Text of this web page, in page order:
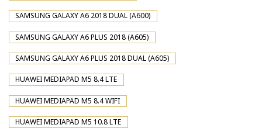
SAMSUNG GALAXY A6 2018 DUAL (A600)
SAMSUNG GALAXY A6 PLUS 2018 (A605)
SAMSUNG GALAXY A6 PLUS 2018 DUAL (A605)
HUAWEI MEDIAPAD M5 8.4 LTE
HUAWEI MEDIAPAD M5 8.4 WIFI
HUAWEI MEDIAPAD M5 10.8 LTE